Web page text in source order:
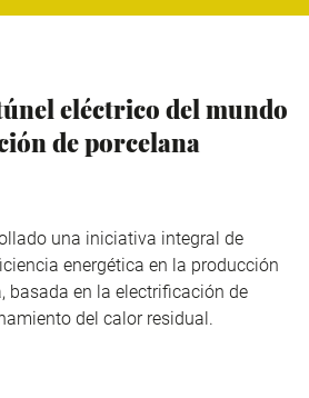
eléctrico del mundo
de porcelana
una iniciativa integral de
energética en la producción
basada en la electrificación de
del calor residual.